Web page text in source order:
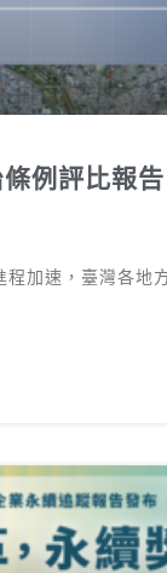
例評比報告
程加速，臺灣各地